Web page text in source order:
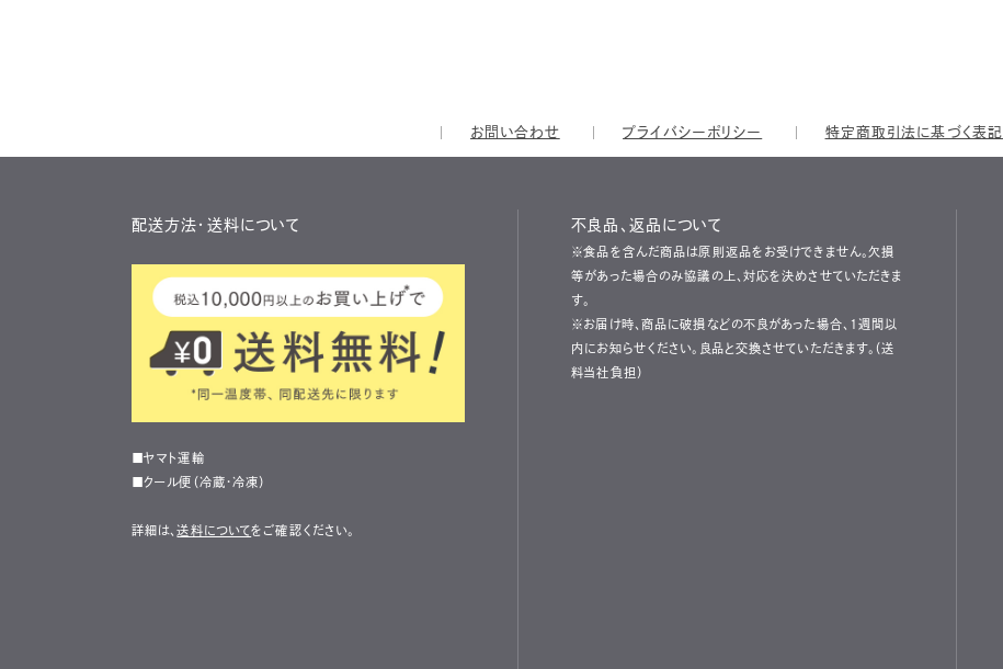
お問い合わせ プライバシーポリシー 特定商取引法に基づく表記
配送方法・送料について
■ヤマト運輸
■クール便（冷蔵・冷凍）
詳細は、送料についてをご確認ください。
不良品、返品について
※食品を含んだ商品は原則返品をお受けできません。欠損
等があった場合のみ協議の上、対応を決めさせていただきま
す。
※お届け時、商品に破損などの不良があった場合、1週間以
内にお知らせください。良品と交換させていただきます。（送
料当社負担）